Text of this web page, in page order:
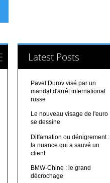
Latest Posts
Pavel Durov visé par un
mandat d'arrêt international
russe
Le nouveau visage de l'euro
se dessine
Diffamation ou dénigrement :
la nuance qui a sauvé un
client
BMW-Chine : le grand
décrochage